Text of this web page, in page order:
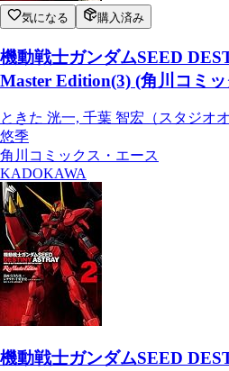
気になる 購入済み
機動戦士ガンダムSEED
Master Edition(3) (角川コミ
ときた 洸一, 千葉 智宏（スタジオ
悠季
角川コミックス・エース
KADOKAWA
機動戦士ガンダムSEED